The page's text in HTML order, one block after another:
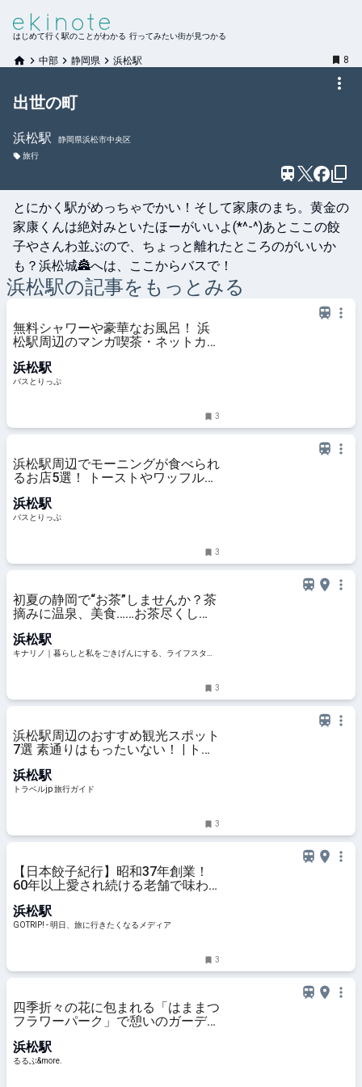
はじめて行く駅のことがわかる 行ってみたい街が見つかる
中部 静岡県 浜松駅 8
出世の町
浜松駅
静岡県浜松市中央区
旅行
とにかく駅がめっちゃでかい！そして家康のまち。黄金の
家康くんは絶対みといたほーがいいよ(*^-^)あとここの餃
子やさんわ並ぶので、ちょっと離れたところのがいいか
も？浜松城🏯へは、ここからバスで！
浜松駅の記事をもっとみる
無料シャワーや豪華なお風呂！ 浜
松駅周辺のマンガ喫茶・ネットカフ
浜松駅
バスとりっぷ
3
浜松駅周辺でモーニングが食べられ
るお店5選！ トーストやワッフル、
浜松駅
バスとりっぷ
3
初夏の静岡で“お茶”しませんか？茶
摘みに温泉、美食……お茶尽くしの
浜松駅
キナリノ｜暮らしと私をごきげんにする、ライフスタイ
3
浜松駅周辺のおすすめ観光スポット
7選 素通りはもったいない！ | トラ
浜松駅
トラベルjp 旅行ガイド
3
【日本餃子紀行】昭和37年創業！
60年以上愛され続ける老舗で味わ
JR浜松駅徒歩3分の「むつぎく」 -
GOTRIP!
浜松駅
GOTRIP! - 明日、旅に行きたくなるメディア
3
四季折々の花に包まれる「はままつ
フラワーパーク」で憩いのガーデン
浜松駅
るるぶ&more.